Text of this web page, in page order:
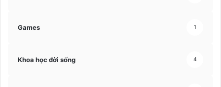
Games 1
Khoa học đời sống 4